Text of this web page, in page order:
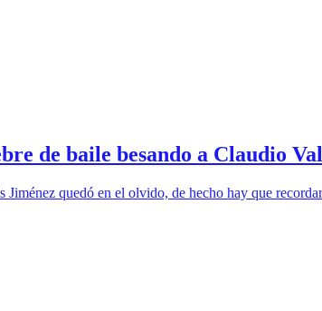
de baile besando a Claudio
quedó en el olvido, de hecho hay que